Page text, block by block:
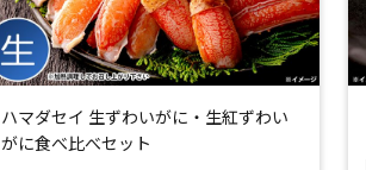
ハマダセイ 生ずわいがに・生紅ずわい
がに食べ比べセット